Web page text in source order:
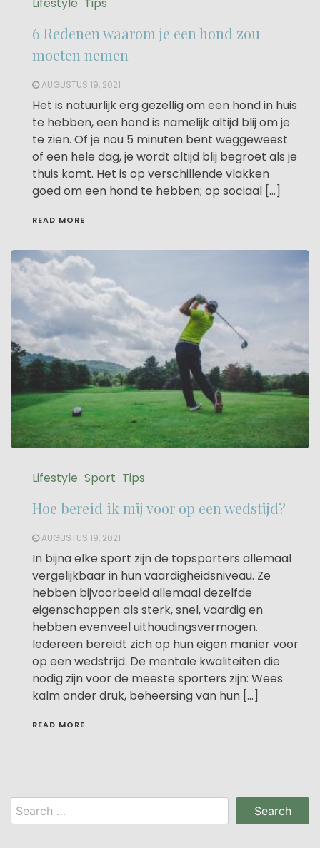
6 Redenen waarom je een hond zou
moeten nemen
AUGUSTUS 19, 2021
Het is natuurlijk erg gezellig om een hond in huis
te hebben, een hond is namelijk altijd blij om je
te zien. Of je nou 5 minuten bent weggeweest
of een hele dag, je wordt altijd blij begroet als je
thuis komt. Het is op verschillende vlakken
goed om een hond te hebben; op sociaal […]
READ MORE
Lifestyle Sport Tips
Hoe bereid ik mij voor op een wedstijd?
AUGUSTUS 19, 2021
In bijna elke sport zijn de topsporters allemaal
vergelijkbaar in hun vaardigheidsniveau. Ze
hebben bijvoorbeeld allemaal dezelfde
eigenschappen als sterk, snel, vaardig en
hebben evenveel uithoudingsvermogen.
Iedereen bereidt zich op hun eigen manier voor
op een wedstrijd. De mentale kwaliteiten die
nodig zijn voor de meeste sporters zijn: Wees
kalm onder druk, beheersing van hun […]
READ MORE
Search
for: